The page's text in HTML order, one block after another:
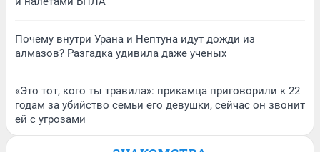
Почему внутри Урана и Нептуна идут дожди из
алмазов? Разгадка удивила даже ученых
«Это тот, кого ты травила»: прикамца приговорили к 22
годам за убийство семьи его девушки, сейчас он звонит
ей с угрозами